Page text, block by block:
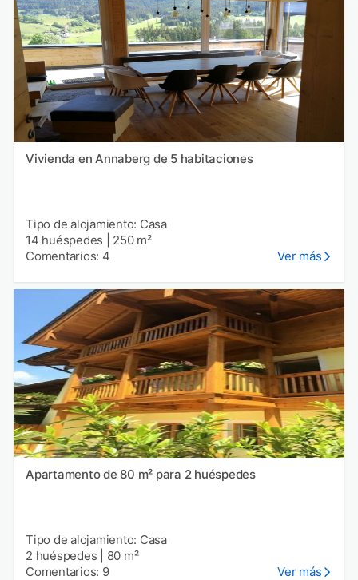
Vivienda en Annaberg de 5 habitaciones
Tipo de alojamiento: Casa
14 huéspedes
250 m²
Comentarios: 4
Ver más
Apartamento de 80 m² para 2 huéspedes
Tipo de alojamiento: Casa
2 huéspedes
80 m²
Comentarios: 9
Ver más